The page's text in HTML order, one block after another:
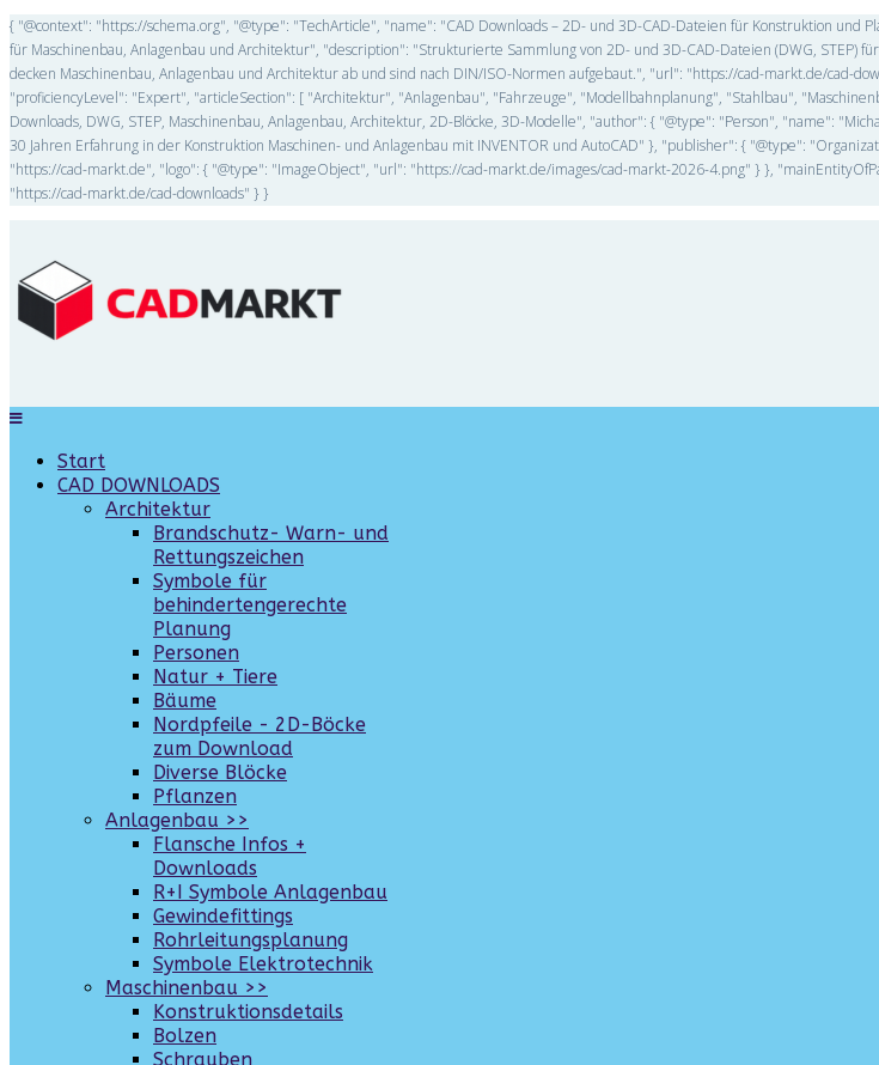
{ "@context": "https://schema.org", "@type": "TechArticle", "name": "CAD Downloads – 2D- und 3D-CAD-Dateien für Konstruktion und
für Maschinenbau, Anlagenbau und Architektur", "description": "Strukturierte Sammlung von 2D- und 3D-CAD-Dateien (DWG, STEP)
decken Maschinenbau, Anlagenbau und Architektur ab und sind nach DIN/ISO-Normen aufgebaut.", "url": "https://cad-markt.de/cad-
"proficiencyLevel": "Expert", "articleSection": [ "Architektur", "Anlagenbau", "Fahrzeuge", "Modellbahnplanung", "Stahlbau",
Downloads, DWG, STEP, Maschinenbau, Anlagenbau, Architektur, 2D-Blöcke, 3D-Modelle", "author": { "@type": "Person", "name":
30 Jahren Erfahrung in der Konstruktion Maschinen- und Anlagenbau mit INVENTOR und AutoCAD" }, "publisher": { "@type":
"https://cad-markt.de", "logo": { "@type": "ImageObject", "url": "https://cad-markt.de/images/cad-markt-2026-4.png" } },
"https://cad-markt.de/cad-downloads" } }
Start
CAD DOWNLOADS
Architektur
Brandschutz- Warn- und
Rettungszeichen
Symbole für
behindertengerechte
Planung
Personen
Natur + Tiere
Bäume
Nordpfeile - 2D-Böcke
zum Download
Diverse Blöcke
Pflanzen
Anlagenbau >>
Flansche Infos +
Downloads
R+I Symbole Anlagenbau
Gewindefittings
Rohrleitungsplanung
Symbole Elektrotechnik
Maschinenbau >>
Konstruktionsdetails
Bolzen
Schrauben